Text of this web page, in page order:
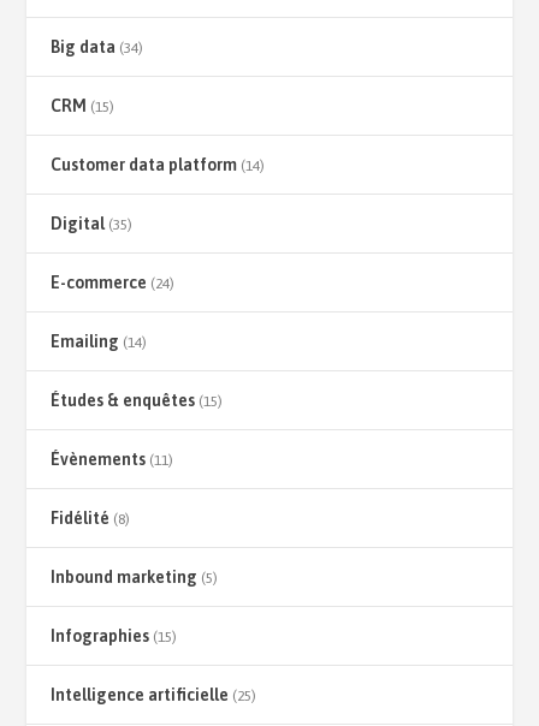
Big data (34)
CRM (15)
Customer data platform (14)
Digital (35)
E-commerce (24)
Emailing (14)
Études & enquêtes (15)
Évènements (11)
Fidélité (8)
Inbound marketing (5)
Infographies (15)
Intelligence artificielle (25)